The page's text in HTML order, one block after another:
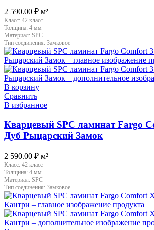
2 590.00 ₽ м²
Класс: 42 класс
Толщина: 4 мм
Материал: SPC
Тип соединения: Замковое
В корзину
Сравнить
В избранное
Кварцевый SPC ламинат Fargo
Дуб Рыцарский Замок
2 590.00 ₽ м²
Класс: 42 класс
Толщина: 4 мм
Материал: SPC
Тип соединения: Замковое